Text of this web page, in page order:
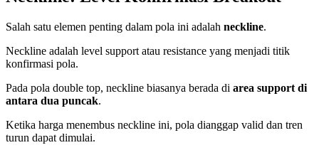
Salah satu elemen penting dalam pola ini adalah neckline.
Neckline adalah level support atau resistance yang menjadi titik
konfirmasi pola.
Pada pola double top, neckline biasanya berada di area support di
antara dua puncak.
Ketika harga menembus neckline ini, pola dianggap valid dan tren
turun dapat dimulai.